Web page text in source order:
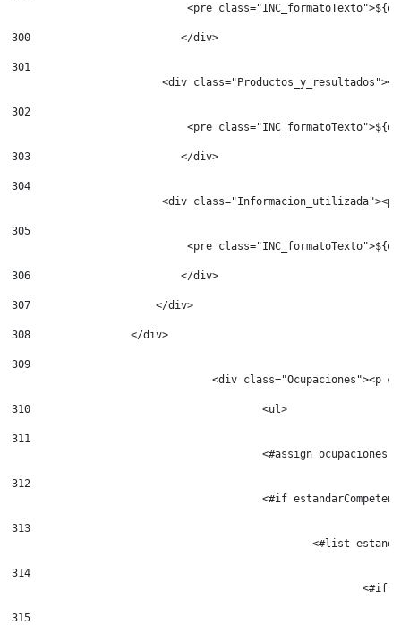
<pre
300
                        </div>
301
<div
302
<pre
303
                        </div>
304
<div
305
<pre
306
                        </div>
307
                    </div>
308
                </div>
309
<div
310
					<ul>
311
<#assign
312
<#if
313
<#list
314
315